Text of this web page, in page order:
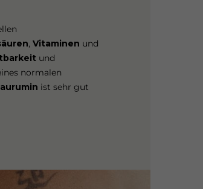
,Vitaminen und
und
normalen
ist sehr gut